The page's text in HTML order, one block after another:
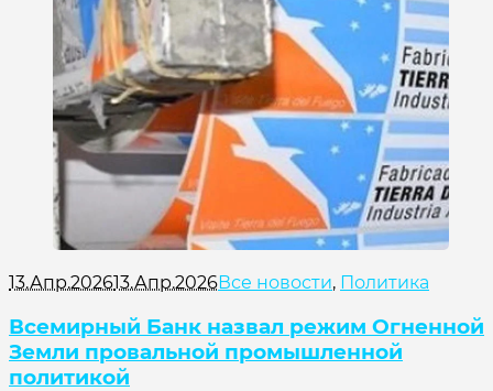
13.Апр.202613.Апр.2026Все новости, Политика
Всемирный Банк назвал режим Огненной
Земли провальной промышленной
политикой